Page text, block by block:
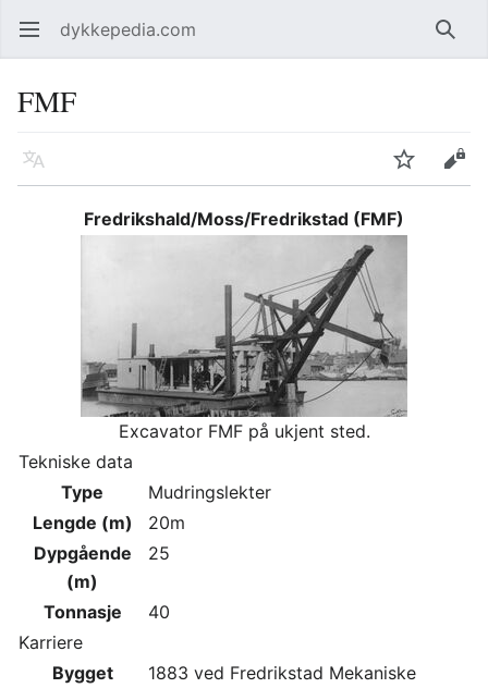
Åpne hovedmenyen dykkepedia.com Søk
FMF
Språk Overvåk Rediger
Fredrikshald/Moss/Fredrikstad (FMF)
Excavator FMF på ukjent sted.
Tekniske data
Type
Mudringslekter
Lengde (m)
20m
Dypgående
(m)
25
Tonnasje
40
Karriere
Bygget
1883 ved Fredrikstad Mekaniske